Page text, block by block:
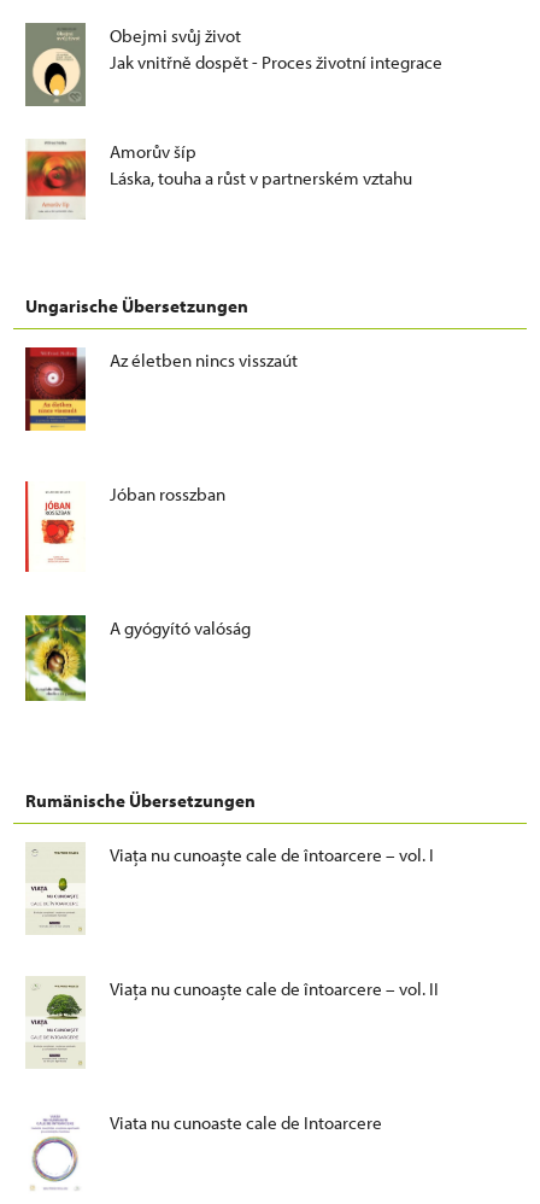
Obejmi svůj život
Jak vnitřně dospět - Proces životní integrace
Amorův šíp
Láska, touha a růst v partnerském vztahu
Ungarische Übersetzungen
Az életben nincs visszaút
Jóban rosszban
A gyógyító valóság
Rumänische Übersetzungen
Viața nu cunoaște cale de întoarcere – vol. I
Viața nu cunoaște cale de întoarcere – vol. II
Viata nu cunoaste cale de Intoarcere